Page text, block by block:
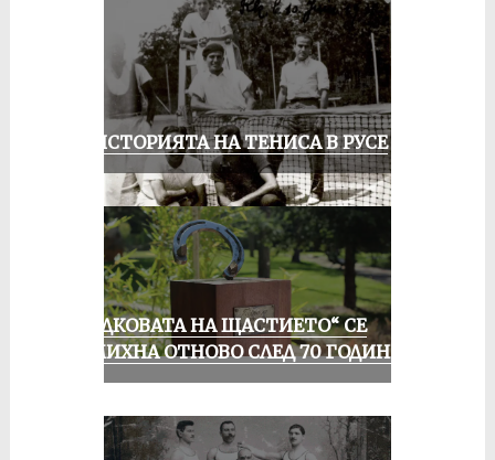
ЗА ИСТОРИЯТА НА ТЕНИСА В РУСЕ
„ПОДКОВАТА НА ЩАСТИЕТО“ СЕ
УСМИХНА ОТНОВО СЛЕД 70 ГОДИНИ